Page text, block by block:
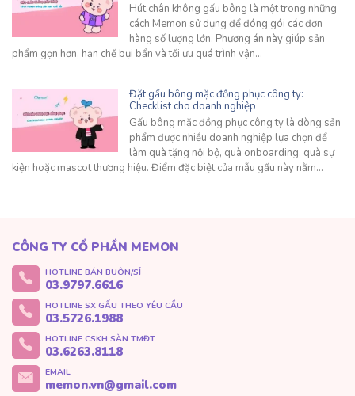
Hút chân không gấu bông là một trong những
cách Memon sử dụng để đóng gói các đơn
hàng số lượng lớn. Phương án này giúp sản
phẩm gọn hơn, hạn chế bụi bẩn và tối ưu quá trình vận…
Đặt gấu bông mặc đồng phục công ty:
Checklist cho doanh nghiệp
Gấu bông mặc đồng phục công ty là dòng sản
phẩm được nhiều doanh nghiệp lựa chọn để
làm quà tặng nội bộ, quà onboarding, quà sự
kiện hoặc mascot thương hiệu. Điểm đặc biệt của mẫu gấu này nằm…
CÔNG TY CỔ PHẦN MEMON
HOTLINE BÁN BUÔN/SỈ
03.9797.6616
HOTLINE SX GẤU THEO YÊU CẦU
03.5726.1988
HOTLINE CSKH SÀN TMĐT
03.6263.8118
EMAIL
memon.vn@gmail.com